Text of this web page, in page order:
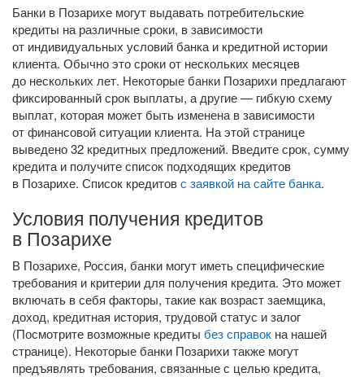
Банки в Позарихе могут выдавать потребительские
кредиты на различные сроки, в зависимости
от индивидуальных условий банка и кредитной истории
клиента. Обычно это сроки от нескольких месяцев
до нескольких лет. Некоторые банки Позарихи предлагают
фиксированный срок выплаты, а другие — гибкую схему
выплат, которая может быть изменена в зависимости
от финансовой ситуации клиента. На этой странице
выведено 32 кредитных предложений. Введите срок, сумму
кредита и получите список подходящих кредитов
в Позарихе. Список кредитовс заявкой на сайте банка.
Условия получения кредитов
в Позарихе
В Позарихе, Россия, банки могут иметь специфические
требования и критерии для получения кредита. Это может
включать в себя факторы, такие как возраст заемщика,
доход, кредитная история, трудовой статус и залог
(Посмотрите возможные кредиты без справок на нашей
странице). Некоторые банки Позарихи также могут
предъявлять требования, связанные с целью кредита,